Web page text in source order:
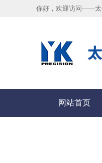
你好，欢迎访问——太
网站首页